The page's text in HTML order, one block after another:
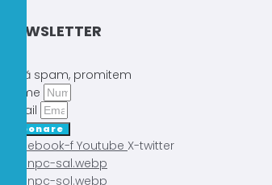
NEWSLETTER
Fără spam, promitem
Nume
Email
Abonare
Facebook-f Youtube X-twitter